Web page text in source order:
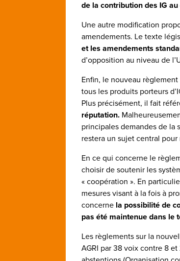
de la contribution des IG
Une autre modification
amendements. Le texte
et les amendements
d’opposition au niveau de
Enfin, le nouveau règlement
tous les produits porteurs
Plus précisément, il fait
réputation.
principales demandes de la
restera un sujet central
En ce qui concerne le
choisir de soutenir les
« coopération ». En
mesures visant à la fois à
concerne la possibilité de
pas été maintenue dans le
Les règlements sur la
AGRI par 38 voix contre 8